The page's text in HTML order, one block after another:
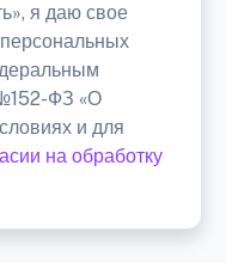
я даю свое
ФЗ «О
и для
на обработку